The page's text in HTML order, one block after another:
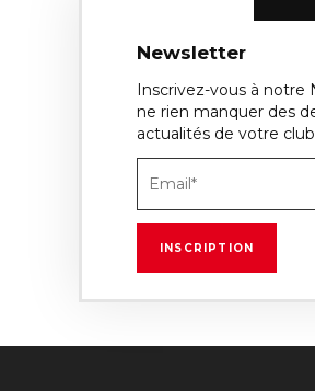
Newsletter
Inscrivez-vous à notre
ne rien manquer des
actualités de votre